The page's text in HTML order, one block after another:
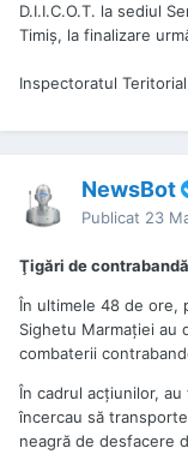
D.I.I.C.O.T. la sediul
Timiş, la finalizare
Inspectoratul
NewsBot
Publicat 23
Ţigări de
În ultimele 48 de ore,
Sighetu Marmaţiei au
combaterii
În cadrul acţiunilor,
încercau să
neagră de desfacere